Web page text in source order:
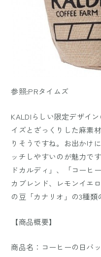
参照:PRタイムズ
KALDIらしい限定デザイ
イズとざっくりした麻素
りそうですね。お出かけ
ッチしやすいのが魅力で
ドカルディ」、「コーヒ
カブレンド、レモンイエ
の豆「カナリオ」の3種類
【商品概要】
商品名：コーヒーの日バ